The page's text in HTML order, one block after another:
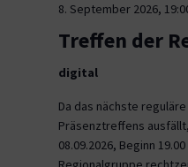
8. September 2026,
Treffen der
digital
Da das nächste
Präsenztreffens
08.09.2026, Beginn